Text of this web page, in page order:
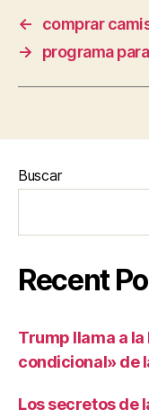
←
comprar
→
programa
Buscar
Recent
Trump llama a la
condicional» de
Los secretos de